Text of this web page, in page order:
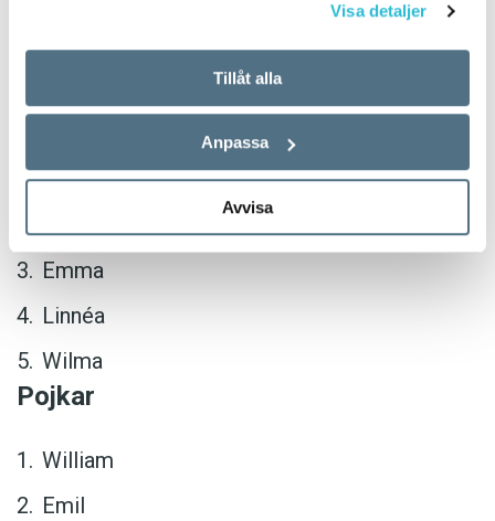
Visa detaljer
Tillåt alla
Anpassa
Avvisa
Flickor
Ellen
Emma
Linnéa
Wilma
Pojkar
William
Emil